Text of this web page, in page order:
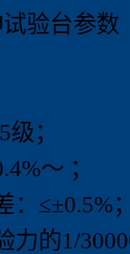
验台参数
级；
～ ；
：≤±0.5%
力的1/